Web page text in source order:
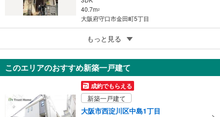
40.7m2
大阪府守口市金田町5丁目
河内長野市喜多町
380万円
5DK
81.1m2（登記）
大阪府河内長野市喜多町
もっと見る
このエリアのおすすめ新築一戸建て
成約でもらえる
新築一戸建て
大阪市西淀川区中島1丁目